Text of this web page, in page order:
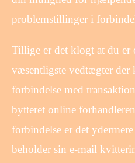
problemstillinger i
Tillige er det klogt at du er
væsentligste vedtægter der
forbindelse med
bytteret online
forbindelse er det
beholder sin e-mail